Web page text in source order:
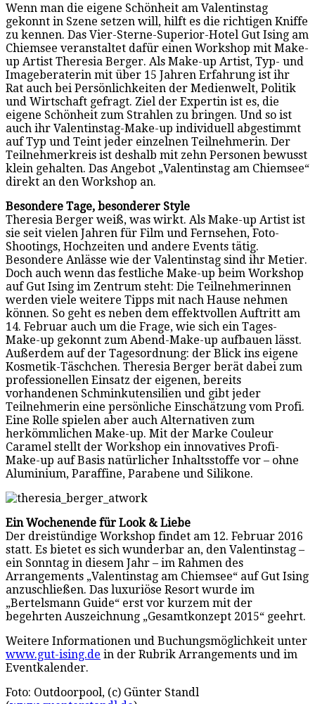
Wenn man die eigene Schönheit am Valentinstag
gekonnt in Szene setzen will, hilft es die richtigen Kniffe
zu kennen. Das Vier-Sterne-Superior-Hotel Gut Ising am
Chiemsee veranstaltet dafür einen Workshop mit Make-
up Artist Theresia Berger. Als Make-up Artist, Typ- und
Imageberaterin mit über 15 Jahren Erfahrung ist ihr
Rat auch bei Persönlichkeiten der Medienwelt, Politik
und Wirtschaft gefragt. Ziel der Expertin ist es, die
eigene Schönheit zum Strahlen zu bringen. Und so ist
auch ihr Valentinstag-Make-up individuell abgestimmt
auf Typ und Teint jeder einzelnen Teilnehmerin. Der
Teilnehmerkreis ist deshalb mit zehn Personen bewusst
klein gehalten. Das Angebot „Valentinstag am Chiemsee“
direkt an den Workshop an.
Besondere Tage, besonderer Style
Theresia Berger weiß, was wirkt. Als Make-up Artist ist
sie seit vielen Jahren für Film und Fernsehen, Foto-
Shootings, Hochzeiten und andere Events tätig.
Besondere Anlässe wie der Valentinstag sind ihr Metier.
Doch auch wenn das festliche Make-up beim Workshop
auf Gut Ising im Zentrum steht: Die Teilnehmerinnen
werden viele weitere Tipps mit nach Hause nehmen
können. So geht es neben dem effektvollen Auftritt am
14. Februar auch um die Frage, wie sich ein Tages-
Make-up gekonnt zum Abend-Make-up aufbauen lässt.
Außerdem auf der Tagesordnung: der Blick ins eigene
Kosmetik-Täschchen. Theresia Berger berät dabei zum
professionellen Einsatz der eigenen, bereits
vorhandenen Schminkutensilien und gibt jeder
Teilnehmerin eine persönliche Einschätzung vom Profi.
Eine Rolle spielen aber auch Alternativen zum
herkömmlichen Make-up. Mit der Marke Couleur
Caramel stellt der Workshop ein innovatives Profi-
Make-up auf Basis natürlicher Inhaltsstoffe vor – ohne
Aluminium, Paraffine, Parabene und Silikone.
Ein Wochenende für Look & Liebe
Der dreistündige Workshop findet am 12. Februar 2016
statt. Es bietet es sich wunderbar an, den Valentinstag –
ein Sonntag in diesem Jahr – im Rahmen des
Arrangements „Valentinstag am Chiemsee“ auf Gut Ising
anzuschließen. Das luxuriöse Resort wurde im
„Bertelsmann Guide“ erst vor kurzem mit der
begehrten Auszeichnung „Gesamtkonzept 2015“ geehrt.
Weitere Informationen und Buchungsmöglichkeit unter
www.gut-ising.de in der Rubrik Arrangements und im
Eventkalender.
Foto: Outdoorpool, (c) Günter Standl